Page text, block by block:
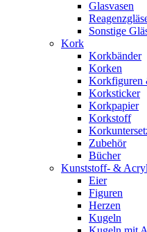
Glasvasen
Sonstige
Kork
Korkbänder
Korken
Korkfiguren
Korksticker
Korkpapier
Korkstoff
Zubehör
Bücher
Kunststoff- &
Eier
Figuren
Herzen
Kugeln